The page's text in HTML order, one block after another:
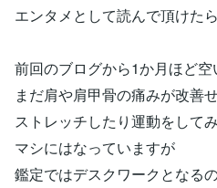
エンタメとして読んで頂けた
前回のブログから1か月ほど
まだ肩や肩甲骨の痛みが改善
ストレッチしたり運動をして
マシにはなっていますが
鑑定ではデスクワークとなる